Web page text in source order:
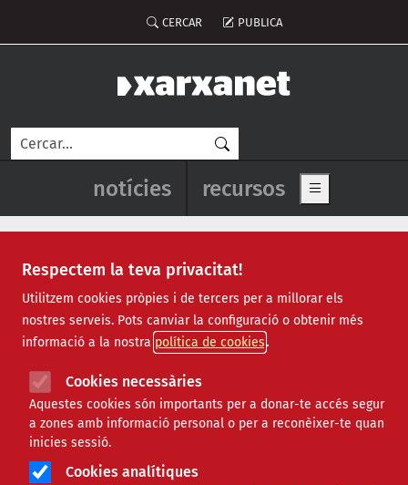
Respectem la teva privacitat!
Utilitzem cookies pròpies i de tercers per a millorar els
nostres serveis. Pots canviar la configuració o obtenir més
informació a la nostra política de cookies
Cookies necessàries
Aquestes cookies són importants per a donar-te accés segur
a zones amb informació personal o per a reconèixer-te quan
inicies sessió.
Cookies analítiques
Menú del compte d'usuari
CERCAR PUBLICA
Cerca
Navegació principal de
notícies recursos Show main
Notícies
Totes | Ambiental | Comunitari | Cultural | Social
|
Internacional | Projectes | Jurídic | Tecnològic
Formació